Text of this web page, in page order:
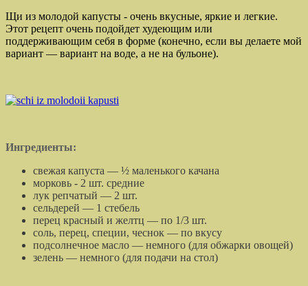
Щи из молодой капусты - очень вкусные, яркие и легкие.
Этот рецепт очень подойдет худеющим или
поддерживающим себя в форме (конечно, если вы делаете мой
вариант — вариант на воде, а не на бульоне).
Ингредиенты:
свежая капуста — ½ маленького качана
морковь - 2 шт. средние
лук репчатый — 2 шт.
сельдерей — 1 стебель
перец красный и желтц — по 1/3 шт.
соль, перец, специи, чеснок — по вкусу
подсолнечное масло — немного (для обжарки овощей)
зелень — немного (для подачи на стол)